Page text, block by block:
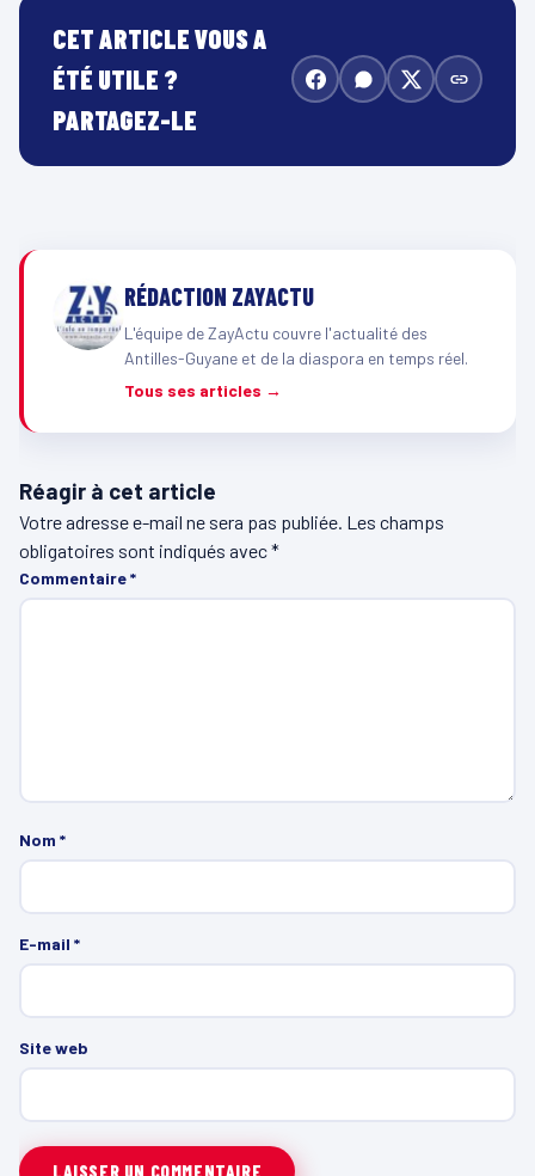
CET ARTICLE VOUS A
ÉTÉ UTILE ?
PARTAGEZ-LE
RÉDACTION ZAYACTU
L'équipe de ZayActu couvre l'actualité des
Antilles-Guyane et de la diaspora en temps réel.
Tous ses articles →
Réagir à cet article
Votre adresse e-mail ne sera pas publiée. Les champs
obligatoires sont indiqués avec*
Commentaire*
Nom *
E-mail *
Site web